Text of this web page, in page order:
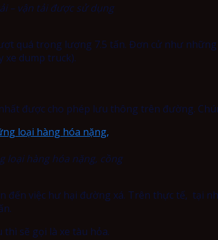
– vận tải được sử dụng
quá trọng lượng 7.5 tấn. Đơn cử như
xe dump truck).
được cho phép lưu thông trên đường.
loại hàng hóa nặng, cồng
đến việc hư hại đường xá. Trên thực tế, tại
sẽ gọi là xe tàu hỏa.